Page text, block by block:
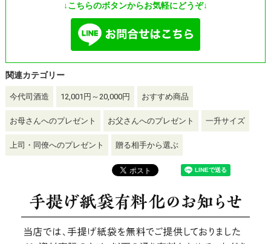
↓こちらのボタンからお気軽にどうぞ↓
関連カテゴリー
今代司酒造 12,001円～20,000円 おすすめ商品
お母さんへのプレゼント お父さんへのプレゼント 一升サイズ
上司・同僚へのプレゼント 贈る相手から選ぶ